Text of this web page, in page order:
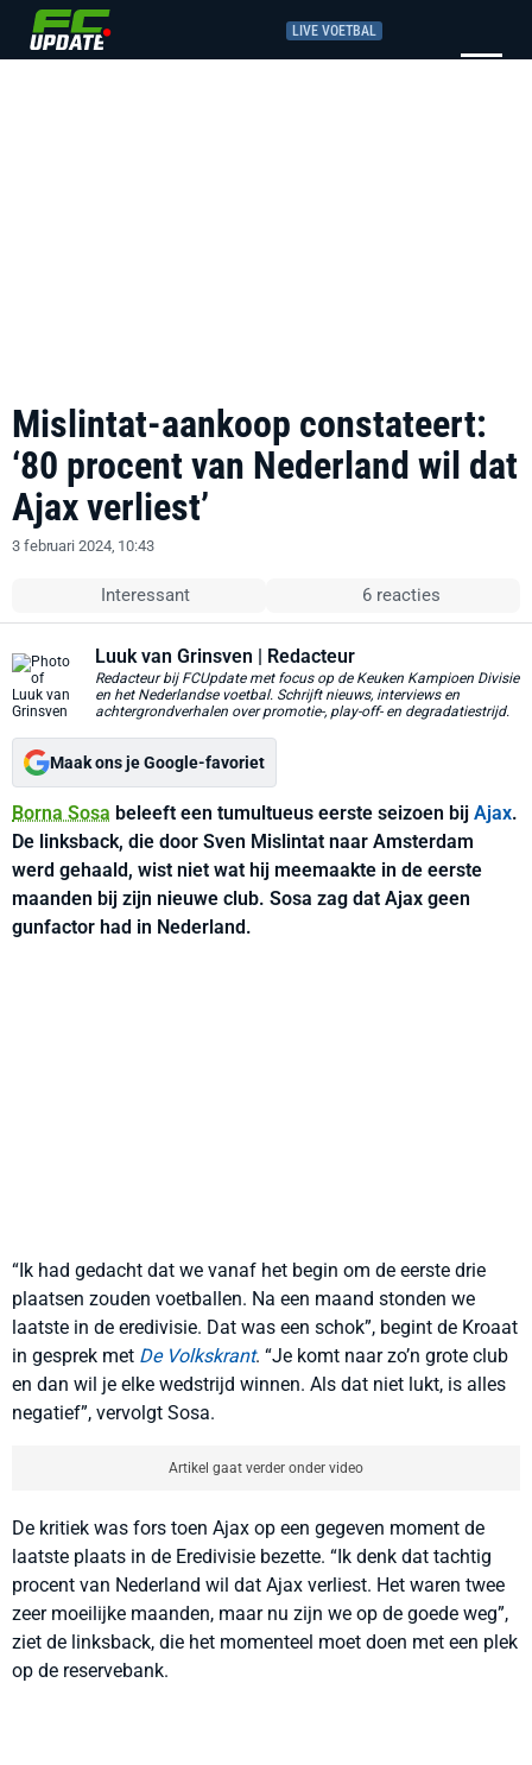
LIVE VOETBAL
Mislintat-aankoop constateert:
‘80 procent van Nederland wil dat
Ajax verliest’
3 februari 2024, 10:43
Interessant 6 reacties
Luuk van Grinsven | Redacteur
Redacteur bij FCUpdate met focus op de Keuken Kampioen Divisie
en het Nederlandse voetbal. Schrijft nieuws, interviews en
achtergrondverhalen over promotie-, play-off- en degradatiestrijd.
Maak ons je Google-favoriet
Borna Sosa beleeft een tumultueus eerste seizoen bij Ajax.
De linksback, die door Sven Mislintat naar Amsterdam
werd gehaald, wist niet wat hij meemaakte in de eerste
maanden bij zijn nieuwe club. Sosa zag dat Ajax geen
gunfactor had in Nederland.
“Ik had gedacht dat we vanaf het begin om de eerste drie
plaatsen zouden voetballen. Na een maand stonden we
laatste in de eredivisie. Dat was een schok”, begint de Kroaat
in gesprek met De Volkskrant. “Je komt naar zo’n grote club
en dan wil je elke wedstrijd winnen. Als dat niet lukt, is alles
negatief”, vervolgt Sosa.
Artikel gaat verder onder video
De kritiek was fors toen Ajax op een gegeven moment de
laatste plaats in de Eredivisie bezette. “Ik denk dat tachtig
procent van Nederland wil dat Ajax verliest. Het waren twee
zeer moeilijke maanden, maar nu zijn we op de goede weg”,
ziet de linksback, die het momenteel moet doen met een plek
op de reservebank.